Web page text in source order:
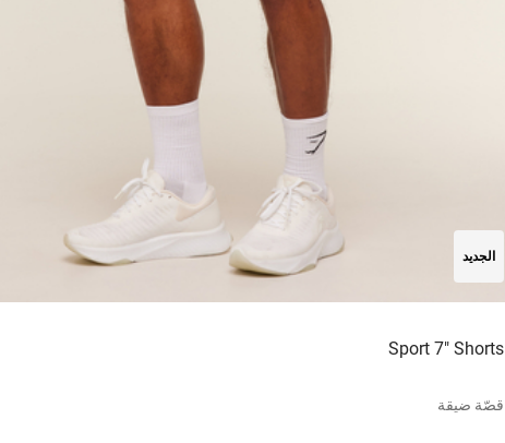
الجديد
Sport 7" Shorts
قصّة ضيقة